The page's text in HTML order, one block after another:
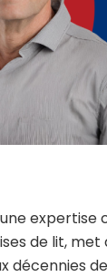
expertise
de lit,
décennies